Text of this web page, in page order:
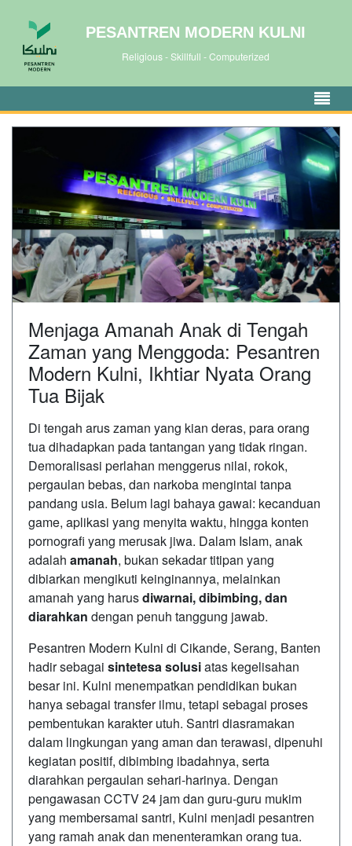
PESANTREN MODERN KULNI
Religious - Skillfull - Computerized
Menjaga Amanah Anak di Tengah
Zaman yang Menggoda: Pesantren
Modern Kulni, Ikhtiar Nyata Orang
Tua Bijak
Di tengah arus zaman yang kian deras, para orang
tua dihadapkan pada tantangan yang tidak ringan.
Demoralisasi perlahan menggerus nilai, rokok,
pergaulan bebas, dan narkoba mengintai tanpa
pandang usia. Belum lagi bahaya gawai: kecanduan
game, aplikasi yang menyita waktu, hingga konten
pornografi yang merusak jiwa. Dalam Islam, anak
adalah amanah, bukan sekadar titipan yang
dibiarkan mengikuti keinginannya, melainkan
amanah yang harusdiwarnai, dibimbing, dan
diarahkan dengan penuh tanggung jawab.
Pesantren Modern Kulni di Cikande, Serang, Banten
hadir sebagai sintetesa solusiatas kegelisahan
besar ini. Kulni menempatkan pendidikan bukan
hanya sebagai transfer ilmu, tetapi sebagai proses
pembentukan karakter utuh. Santri diasramakan
dalam lingkungan yang aman dan terawasi, dipenuhi
kegiatan positif, dibimbing ibadahnya, serta
diarahkan pergaulan sehari-harinya. Dengan
pengawasan CCTV 24 jam dan guru-guru mukim
yang membersamai santri, Kulni menjadi pesantren
yang ramah anak dan menenteramkan orang tua.